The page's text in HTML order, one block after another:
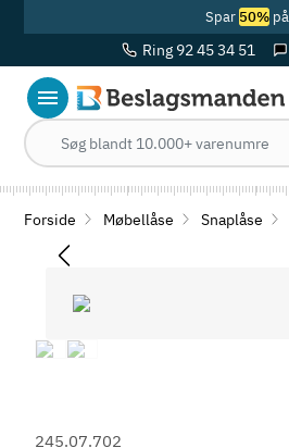
Spar 50%
Ring 92 45 34 51
Forside Møbellåse Snaplåse
245.07.702